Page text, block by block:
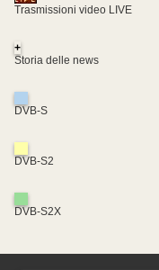
Trasmissioni video LIVE
+
Storia delle news
DVB-S
DVB-S2
DVB-S2X